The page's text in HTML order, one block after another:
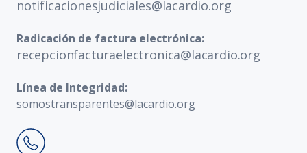
notificacionesjudiciales@lacardio.org
Radicación de factura electrónica:
recepcionfacturaelectronica@lacardio.org
Línea de Integridad:
somostransparentes@lacardio.org